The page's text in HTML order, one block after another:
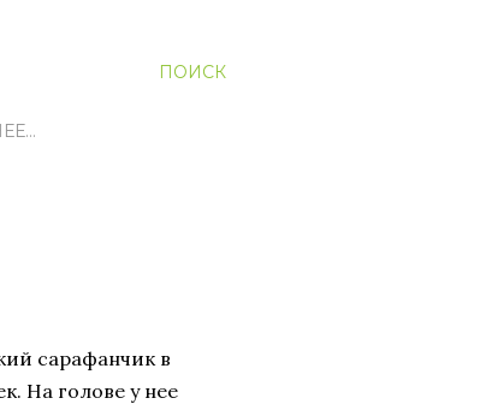
ПОИСК
сарафанчик в
На голове у нее